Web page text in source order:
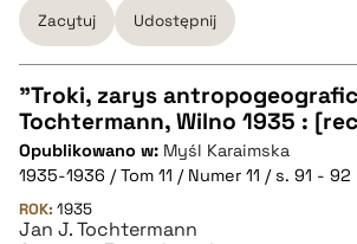
BIBTEX
pobierz cytat
Zacytuj Udostępnij
CZYSTY TEKST
pobierz cytat
"Troki, zarys
Tochtermann, Wilno 1935 :
Opublikowano w: Myśl Karaimska
1935-1936 / Tom 11 / Numer 11 / s. 91 - 92
ROK: 1935
Jan J. Tochtermann